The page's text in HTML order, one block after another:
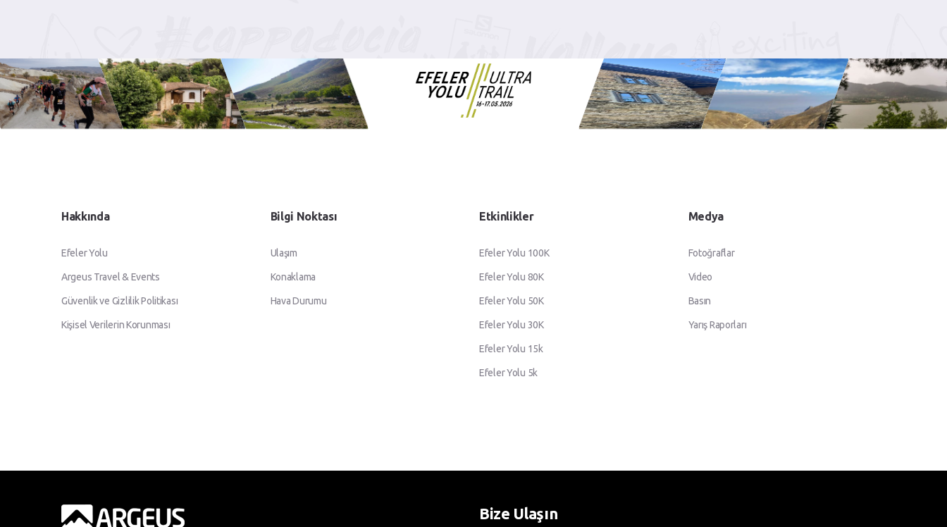
Hakkında
Efeler Yolu
Argeus Travel & Events
Güvenlik ve Gizlilik Politikası
Kişisel Verilerin Korunması
Bilgi Noktası
Ulaşım
Konaklama
Hava Durumu
Etkinlikler
Efeler Yolu 100K
Efeler Yolu 80K
Efeler Yolu 50K
Efeler Yolu 30K
Efeler Yolu 15k
Efeler Yolu 5k
Medya
Fotoğraflar
Video
Basın
Yarış Raporları
Bize Ulaşın